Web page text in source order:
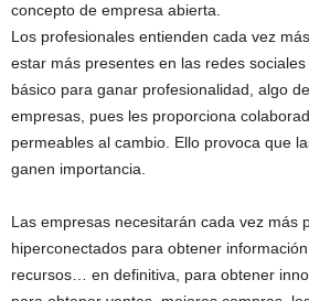
concepto de empresa abierta.
Los profesionales entienden cada vez
estar más presentes en las redes
básico para ganar profesionalidad, algo
empresas, pues les proporciona
permeables al cambio. Ello provoca que
ganen importancia.
Las empresas necesitarán cada vez más
hiperconectados para obtener
recursos… en definitiva, para obtener